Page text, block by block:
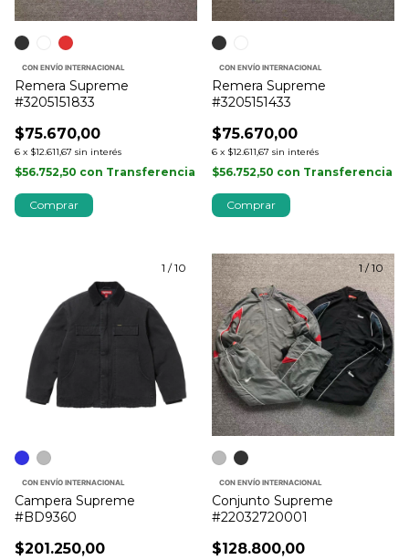
CON ENVÍO INTERNACIONAL
Remera Supreme
#3205151833
$75.670,00
6 x $12.611,67 sin interés
$56.752,50 con Transferencia
Comprar
CON ENVÍO INTERNACIONAL
Remera Supreme
#3205151433
$75.670,00
6 x $12.611,67 sin interés
$56.752,50 con Transferencia
Comprar
1 /10
CON ENVÍO INTERNACIONAL
Campera Supreme
#BD9360
$201.250,00
1/10
CON ENVÍO INTERNACIONAL
Conjunto Supreme
#22032720001
$128.800,00